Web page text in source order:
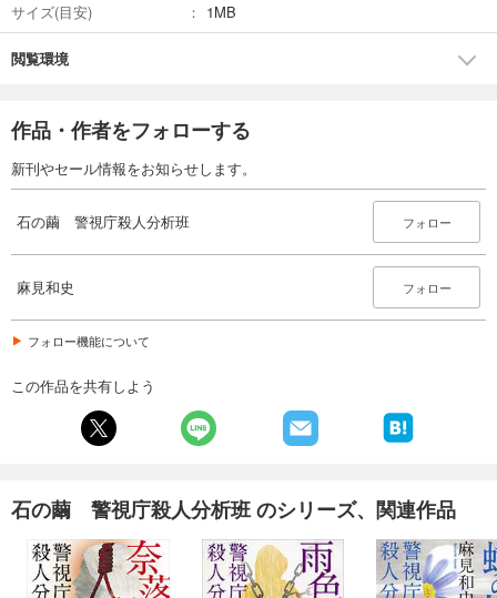
サイズ(目安)
1MB
閲覧環境
作品・作者をフォローする
新刊やセール情報をお知らせします。
石の繭 警視庁殺人分析班 フォロー
麻見和史 フォロー
フォロー機能について
この作品を共有しよう
石の繭 警視庁殺人分析班 のシリーズ、関連作品